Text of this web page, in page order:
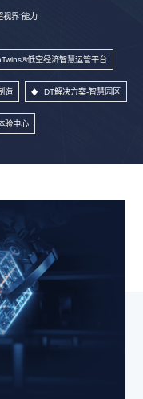
界”能力
低空经济智慧运管平台
造 DT解决方案-智慧园区
验中心